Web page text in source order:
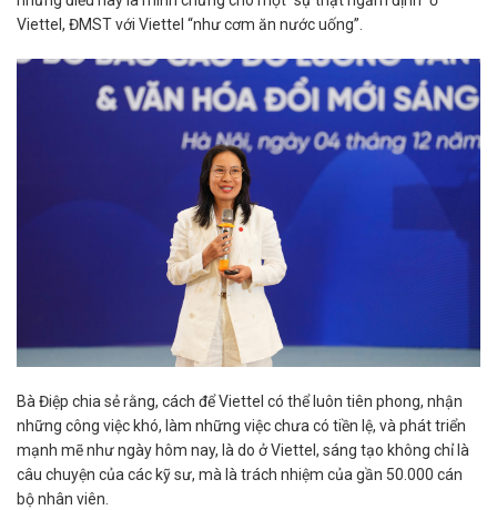
Viettel, ĐMST với Viettel “như cơm ăn nước uống”.
Bà Điệp chia sẻ rằng, cách để Viettel có thể luôn tiên phong, nhận
những công việc khó, làm những việc chưa có tiền lệ, và phát triển
mạnh mẽ như ngày hôm nay, là do ở Viettel, sáng tạo không chỉ là
câu chuyện của các kỹ sư, mà là trách nhiệm của gần 50.000 cán
bộ nhân viên.